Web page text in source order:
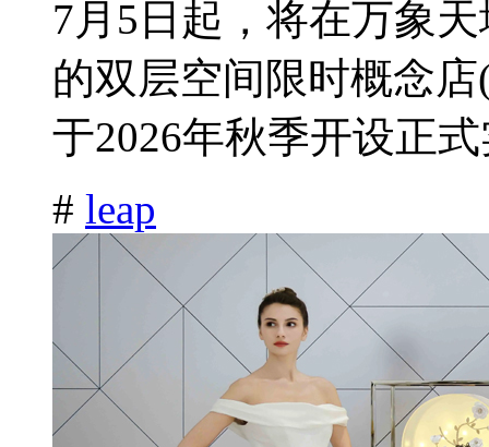
7月5日起，将在万象
的双层空间限时概念
于2026年秋季开设正
# leap